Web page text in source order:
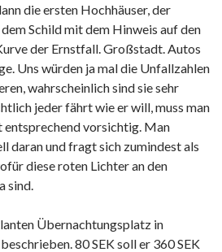
die ersten Hochhäuser, der
Schild mit dem Hinweis auf den
der Ernstfall. Großstadt. Autos
Uns würden ja mal die Unfallzahlen
wahrscheinlich sind sie sehr
jeder fährt wie er will, muss man
entsprechend vorsichtig. Man
daran und fragt sich zumindest als
diese roten Lichter an den
sind.
Übernachtungsplatz in
80 SEK soll er 360 SEK